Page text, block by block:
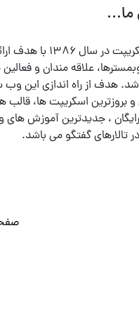
ما...
پرشین اسکریپت در سال
علاقه مندان و
شد. هدف از راه اندازی این وب
بروزترین اسکریپت ها، قالب
، جدیدترین آموزش های
تالارهای گفتگو می باشد.